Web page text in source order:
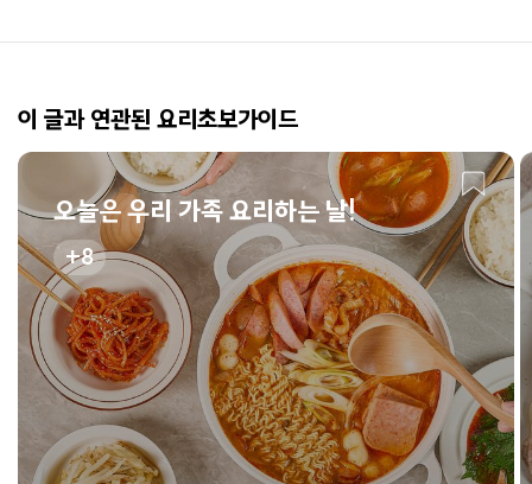
이 글과 연관된 요리초보가이드
오늘은 우리 가족 요리하는 날!
8